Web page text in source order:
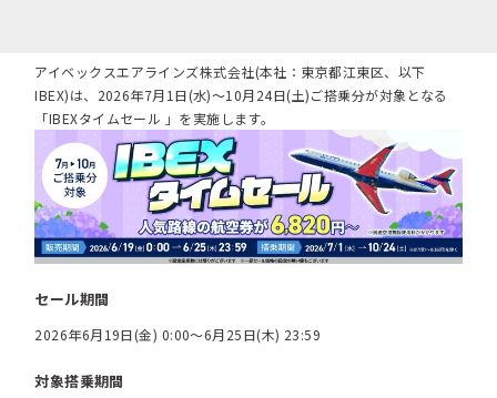
アイベックスエアラインズ株式会社(本社：東京都江東区、以下
IBEX)は、2026年7月1日(水)～10月24日(土)ご搭乗分が対象となる
「IBEXタイムセール 」を実施します。
セール期間
2026年6月19日(金) 0:00～6月25日(木) 23:59
対象搭乗期間